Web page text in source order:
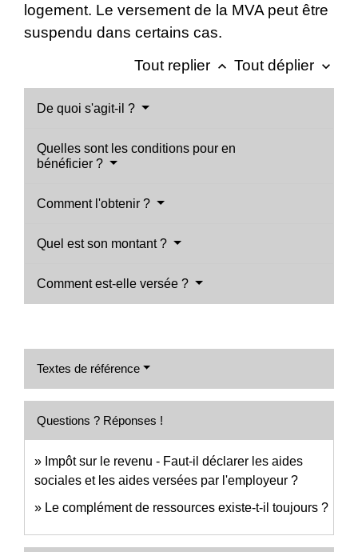
logement. Le versement de la MVA peut être
suspendu dans certains cas.
Tout replier keyboard_arrow_up Tout déplier keyboard_arrow_down
De quoi s'agit-il ?
Quelles sont les conditions pour en
bénéficier ?
Comment l'obtenir ?
Quel est son montant ?
Comment est-elle versée ?
Textes de référence
Questions ? Réponses !
Impôt sur le revenu - Faut-il déclarer les aides
sociales et les aides versées par l'employeur ?
Le complément de ressources existe-t-il toujours ?